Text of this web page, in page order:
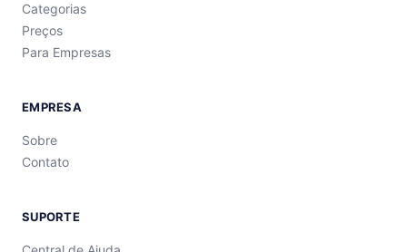
Categorias
Preços
Para Empresas
EMPRESA
Sobre
Contato
SUPORTE